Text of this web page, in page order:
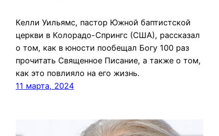
Келли Уильямс, пастор Южной баптистской
церкви в Колорадо-Спрингс (США), рассказал
о том, как в юности пообещал Богу 100 раз
прочитать Священное Писание, а также о том,
как это повлияло на его жизнь.
11 марта, 2024